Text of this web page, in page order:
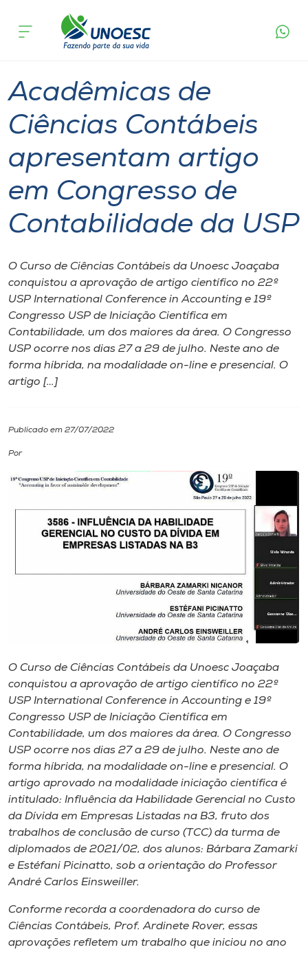
Cursos
Pesquisa
Atendimento ao Estudante
Portal de Ensino
Internacionalização
I.nova
Diplomados
Editora
Unoesc
Store
Selecione
A+
A-
acontece
Acadêmicas de
Ciências Contábeis
apresentam artigo
em Congresso de
Contabilidade da USP
O Curso de Ciências Contábeis da Unoesc Joaçaba
conquistou a aprovação de artigo científico no 22º
USP International Conference in Accounting e 19º
Congresso USP de Iniciação Científica em
Contabilidade, um dos maiores da área. O Congresso
USP ocorre nos dias 27 a 29 de julho. Neste ano de
forma híbrida, na modalidade on-line e presencial. O
artigo […]
Publicado em 27/07/2022
Por
O Curso de Ciências Contábeis da Unoesc Joaçaba
conquistou a aprovação de artigo científico no 22º
USP International Conference in Accounting e 19º
Congresso USP de Iniciação Científica em
Contabilidade, um dos maiores da área. O Congresso
USP ocorre nos dias 27 a 29 de julho. Neste ano de
forma híbrida, na modalidade on-line e presencial. O
artigo aprovado na modalidade iniciação científica é
intitulado: Influência da Habilidade Gerencial no Custo
da Dívida em Empresas Listadas na B3, fruto dos
trabalhos de conclusão de curso (TCC) da turma de
diplomados de 2021/02, dos alunos: Bárbara Zamarki
e Estéfani Picinatto, sob a orientação do Professor
André Carlos Einsweiller.
Conforme recorda a coordenadora do curso de
Ciências Contábeis, Prof. Ardinete Rover, essas
aprovações refletem um trabalho que iniciou no ano